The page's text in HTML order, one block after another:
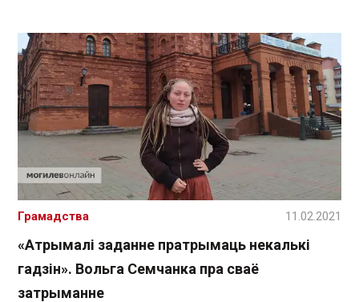
«Атрымалі заданне пратрымаць некалькі
гадзін». Вольга Семчанка пра сваё
затрыманне
Грамадства 11.02.2021